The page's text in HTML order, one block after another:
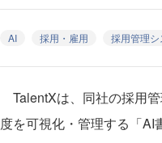
AI 採用・雇用 採用管理
TalentXは、同社の採用
度を可視化・管理する「AI